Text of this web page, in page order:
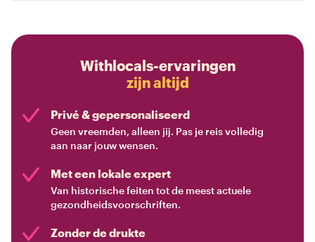
Withlocals-ervaringen
zijn altijd
Privé & gepersonaliseerd
Geen vreemden, alleen jij. Pas je reis volledig
aan naar jouw wensen.
Met een lokale expert
Van historische feiten tot de meest actuele
gezondheidsvoorschriften.
Zonder de drukte